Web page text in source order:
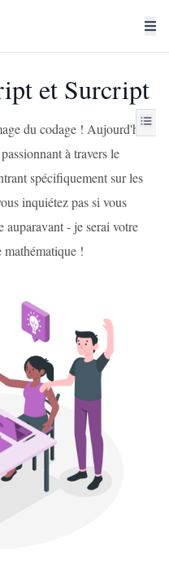
et Surcript
du codage ! Aujourd'hui,
à travers le
spécifiquement sur les
inquiétez pas si vous
auparavant - je serai votre
mathématique !